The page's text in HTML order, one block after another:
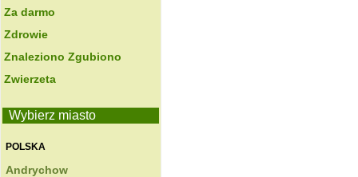
Za darmo
Zdrowie
Znaleziono Zgubiono
Zwierzeta
Wybierz miasto
POLSKA
Andrychow